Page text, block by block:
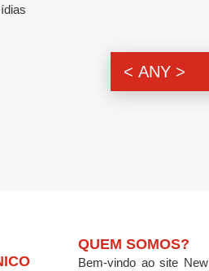
QUEM SOMOS?
Bem-vindo ao site New